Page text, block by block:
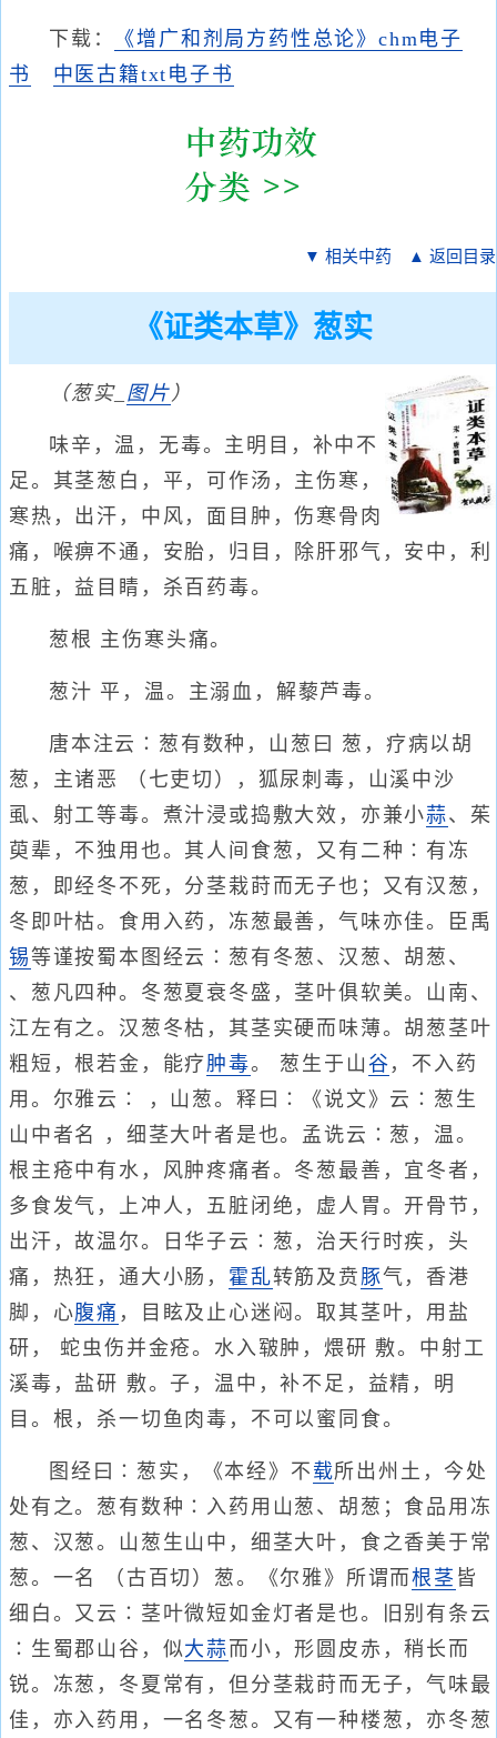
下载：
《增广和剂局方药性总论》chm电子
书
中医古籍txt电子书
▼ 相关中药 ▲ 返回目录
《证类本草》葱实
（葱实_ 图片）
味辛，温，无毒。主明目，补中不
足。其茎葱白，平，可作汤，主伤寒，
寒热，出汗，中风，面目肿，伤寒骨肉
痛，喉痹不通，安胎，归目，除肝邪气，安中，利
五脏，益目睛，杀百药毒。
葱根 主伤寒头痛。
葱汁 平，温。主溺血，解藜芦毒。
唐本注云∶葱有数种，山葱曰 葱，疗病以胡
葱，主诸恶 （七吏切），狐尿刺毒，山溪中沙
虱、射工等毒。煮汁浸或捣敷大效，亦兼小蒜、茱
萸辈，不独用也。其人间食葱，又有二种∶有冻
葱，即经冬不死，分茎栽莳而无子也；又有汉葱，
冬即叶枯。食用入药，冻葱最善，气味亦佳。臣禹
锡等谨按蜀本图经云∶葱有冬葱、汉葱、胡葱、
、葱凡四种。冬葱夏衰冬盛，茎叶俱软美。山南、
江左有之。汉葱冬枯，其茎实硬而味薄。胡葱茎叶
粗短，根若金，能疗肿毒。 葱生于山 谷 ，不入药
用。尔雅云∶ ，山葱。释曰∶《说文》云∶葱生
山中者名 ，细茎大叶者是也。孟诜云∶葱，温。
根主疮中有水，风肿疼痛者。冬葱最善，宜冬者，
多食发气，上冲人，五脏闭绝，虚人胃。开骨节，
出汗，故温尔。日华子云∶葱，治天行时疾，头
痛，热狂，通大小肠， 霍乱转筋及贲 豚气，香港
脚，心腹痛 ，目眩及止心迷闷。取其茎叶，用盐
研， 蛇虫伤并金疮。水入皲肿，煨研 敷。中射工
溪毒，盐研 敷。子，温中，补不足，益精，明
目。根，杀一切鱼肉毒，不可以蜜同食。
图经曰∶葱实，《本经》不 载所出州土，今处
处有之。葱有数种∶入药用山葱、胡葱；食品用冻
葱、汉葱。山葱生山中，细茎大叶，食之香美于常
葱。一名 （古百切）葱。《尔雅》所谓而根茎 皆
细白。又云∶茎叶微短如金灯者是也。旧别有条云
∶生蜀郡山谷，似大蒜 而小，形圆皮赤，稍长而
锐。冻葱，冬夏常有，但分茎栽莳而无子，气味最
佳，亦入药用，一名冬葱。又有一种楼葱，亦冬葱